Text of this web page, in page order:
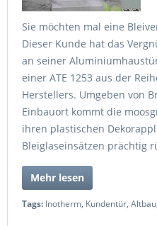
Sie möchten mal eine
Dieser Kunde hat das
an seiner
einer ATE 1253 aus der
Herstellers. Umgeben von
Einbauort kommt die
ihren plastischen
Bleiglaseinsätzen prächtig
Mehr lesen
Tags: Inotherm, Kundentür, Altbau